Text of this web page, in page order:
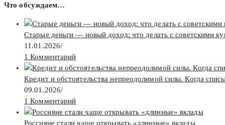
Что обсуждаем…
Старые деньги — новый доход: что делать с советскими
11.01.2026/
1 Комментарий
Кредит и обстоятельства непреодолимой силы. Когда
09.01.2026/
1 Комментарий
Россияне стали чаще открывать «длинные» вклады